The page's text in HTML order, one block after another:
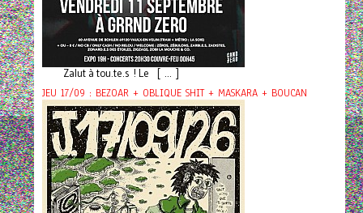
Zalut à tou.te.s ! Le [ ... ]
JEU 17/09 : BEZOAR + OBLIQUE SHIT + MASKARA + BOUCAN